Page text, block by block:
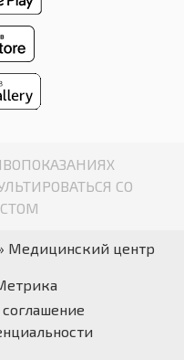
СО
Медицинский центр